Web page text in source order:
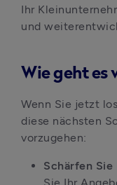
Ihr
und
Wie geht es
Wenn Sie jetzt
diese nächsten
vorzugehen:
Schärfen Sie